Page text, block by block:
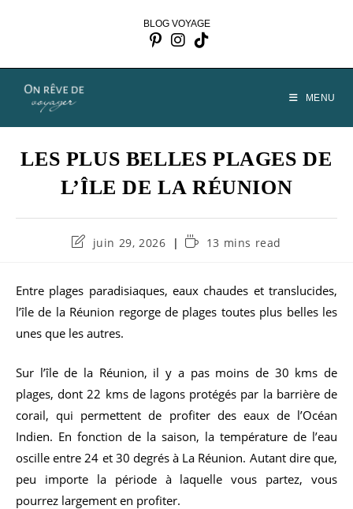
BLOG VOYAGE
MENU
LES PLUS BELLES PLAGES DE
L’ÎLE DE LA RÉUNION
Dernière
la
publication :
juin 29, 2026
Temps13 mins read
Entre plages paradisiaques, eaux chaudes et translucides,
l’île de la Réunion regorge de plages toutes plus belles les
unes que les autres.
Sur l’île de la Réunion, il y a pas moins de 30 kms de
plages, dont 22 kms de lagons protégés par la barrière de
corail, qui permettent de profiter des eaux de l’Océan
Indien. En fonction de la saison, la température de l’eau
oscille entre 24 et 30 degrés à La Réunion. Autant dire que,
peu importe la période à laquelle vous partez, vous
pourrez largement en profiter.